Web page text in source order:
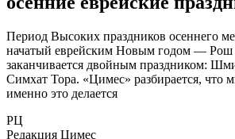
Период Высоких праздников осеннего
начатый еврейским Новым годом —
заканчивается двойным праздником:
Симхат Тора. «Цимес» разбирается, что
именно это делается
РЦ
Редакция Цимес